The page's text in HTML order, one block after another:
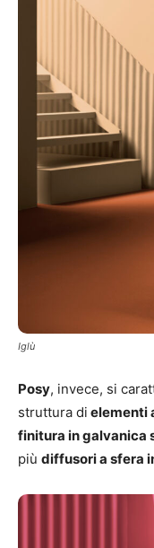
Iglù
Posy, invece, si
struttura di elementi
finitura in galvanica
più diffusori a sfera